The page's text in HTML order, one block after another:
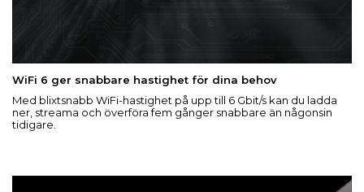
WiFi 6 ger snabbare hastighet för dina behov
Med blixtsnabb WiFi-hastighet på upp till 6 Gbit/s kan du ladda
ner, streama och överföra fem gånger snabbare än någonsin
tidigare.